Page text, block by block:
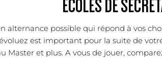
ÉCOLES DE
alternance possible qui répond à vos
est important pour la suite de
Master et plus. A vous de jouer,